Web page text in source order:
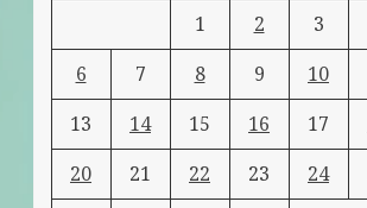
1
2 3
6
7 8 9 10
13
14 15 16 17
20
21 22 23 24